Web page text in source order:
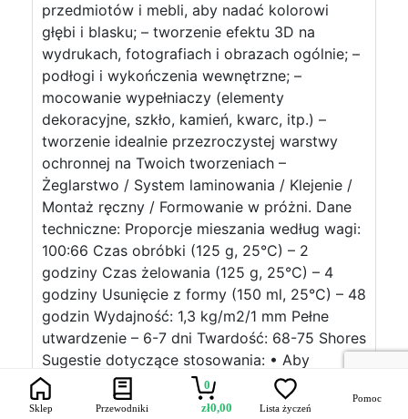
przedmiotów i mebli, aby nadać kolorowi
głębi i blasku; – tworzenie efektu 3D na
wydrukach, fotografiach i obrazach ogólnie; –
podłogi i wykończenia wewnętrzne; –
mocowanie wypełniaczy (elementy
dekoracyjne, szkło, kamień, kwarc, itp.) –
tworzenie idealnie przezroczystej warstwy
ochronnej na Twoich tworzeniach –
Żeglarstwo / System laminowania / Klejenie /
Montaż ręczny / Formowanie w próżni. Dane
techniczne: Proporcje mieszania według wagi:
100:66 Czas obróbki (125 g, 25°C) – 2
godziny Czas żelowania (125 g, 25°C) – 4
godziny Usunięcie z formy (150 ml, 25°C) – 48
godzin Wydajność: 1,3 kg/m2/1 mm Pełne
utwardzenie – 6-7 dni Twardość: 68-75 Shores
Sugestie dotyczące stosowania: • Aby
uzyskać najlepsze rezultaty, zmierz obie
komponenty w stosunku wagowym,
Sklep Przewodniki
0
zł0,00 Lista życzeń
Pomoc